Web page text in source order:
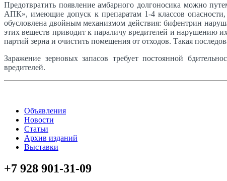
Предотвратить появление амбарного долгоносика можно
АПК», имеющие допуск к препаратам 1-4 классов
обусловлена двойным механизмом действия: бифентрин
этих веществ приводит к параличу вредителей и нарушению
партий зерна и очистить помещения от отходов. Такая
Заражение зерновых запасов требует постоянной
вредителей.
Объявления
Новости
Статьи
Архив изданий
Выставки
+7 928 901-31-09